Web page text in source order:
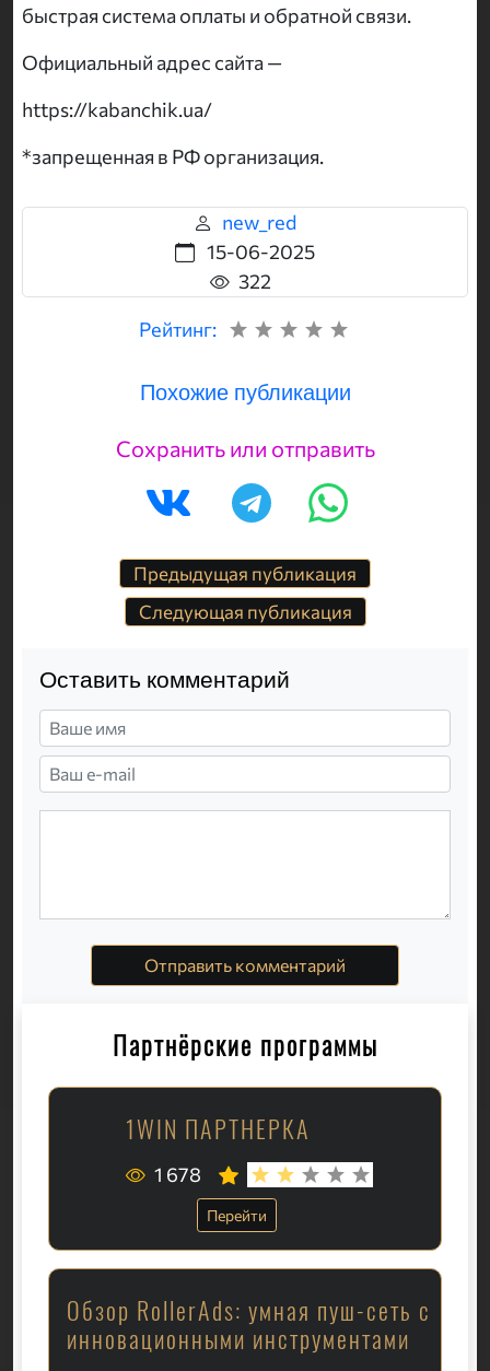
быстрая система оплаты и обратной связи.
Официальный адрес сайта —
https://kabanchik.ua/
*запрещенная в РФ организация.
new_red
15-06-2025
322
Рейтинг:
Похожие публикации
Сохранить или отправить
Предыдущая публикация
Следующая публикация
Оставить комментарий
Отправить комментарий
Партнёрские программы
1WIN ПАРТНЕРКА
1 678
Перейти
Обзор RollerAds: умная пуш-сеть с
инновационными инструментами